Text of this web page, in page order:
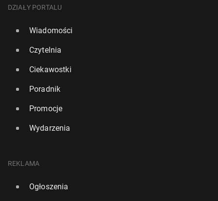
DZIAŁY PORTALU
Wiadomości
Czytelnia
Ciekawostki
Poradnik
Promocje
Wydarzenia
REKLAMA
Ogłoszenia